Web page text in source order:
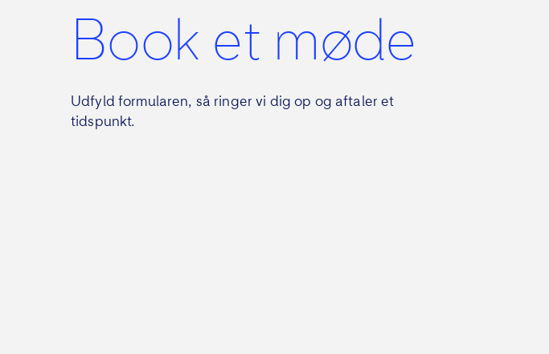
Book et møde
Udfyld formularen, så ringer vi dig op og aftaler et
tidspunkt.